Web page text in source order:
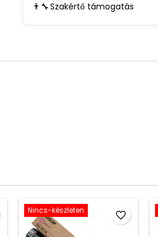
👨‍🔧Szakértő támogatás
Nincs-készleten favorite_border